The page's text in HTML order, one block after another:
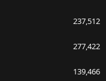
237,512
277,422
139,466